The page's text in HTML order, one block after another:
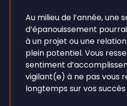
Au milieu de l’année, une
d’épanouissement
à un projet ou une
plein potentiel. Vous
sentiment
vigilant(e) à ne pas vous
longtemps sur vos